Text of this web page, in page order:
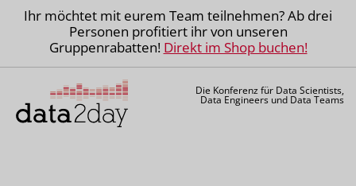
Ihr möchtet mit eurem Team teilnehmen? Ab drei
Personen profitiert ihr von unseren
Gruppenrabatten! Direkt im Shop buchen!
Die Konferenz für Data Scientists,
Data Engineers und Data Teams